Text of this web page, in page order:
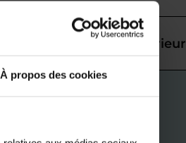
À propos des cookies
Supérieur